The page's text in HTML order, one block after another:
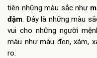
tiên những màu sắc như
đậm. Đây là những màu
vui cho những người
màu như màu đen, xám,
ro.